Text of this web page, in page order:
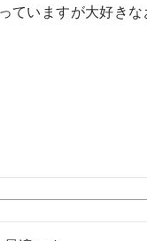
ていますが大好きな